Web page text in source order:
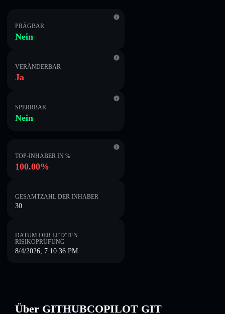
PRÄGBAR
Nein
VERÄNDERBAR
Ja
SPERRBAR
Nein
TOP-INHABER IN %
100.00%
GESAMTZAHL DER INHABER
30
DATUM DER LETZTEN
RISIKOPRÜFUNG
8/4/2026, 7:10:36 PM
Über GITHUBCOPILOT GIT